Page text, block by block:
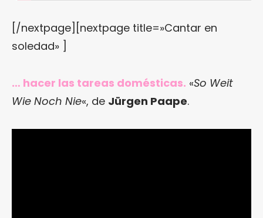
[/nextpage][nextpage title=»Cantar en
soledad» ]
… hacer las tareas domésticas. «So Weit
Wie Noch Nie«, de Jürgen Paape.